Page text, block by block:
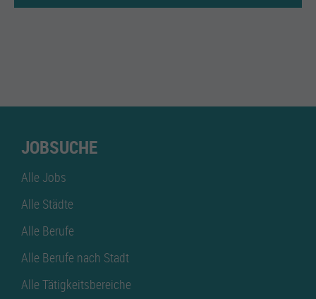
JOBSUCHE
Alle Jobs
Alle Städte
Alle Berufe
Alle Berufe nach Stadt
Alle Tätigkeitsbereiche